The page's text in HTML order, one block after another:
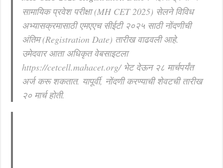
खुशखबर ! नागपूर विद्यापीठ मध्ये १३९ सहायक प्राध्यापक पदांची भरती सुरु ! Nagpur
सामायिक प्रवेश परीक्षा (MH CET 2025) सेलने विविध
अभ्यासक्रमासाठी एमएएच सीईटी २०२५ साठी नोंदणीची
अंतिम (Registration Date) तारीख वाढवली आहे.
उमेदवार आता अधिकृत वेबसाइटला
https://cetcell.mahacet.org/ भेट देऊन २८ मार्चपर्यंत
अर्ज करू शकतात. यापूर्वी, नोंदणी करण्याची शेवटची तारीख
२० मार्च होती.